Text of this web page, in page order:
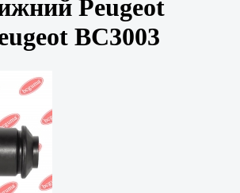
Peugeot
BC3003